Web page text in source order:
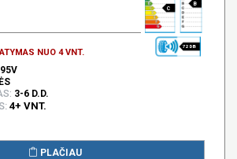
NUO 4 VNT.
C
B
72 DB
3-6 D.D.
4+ VNT.
PLAČIAU